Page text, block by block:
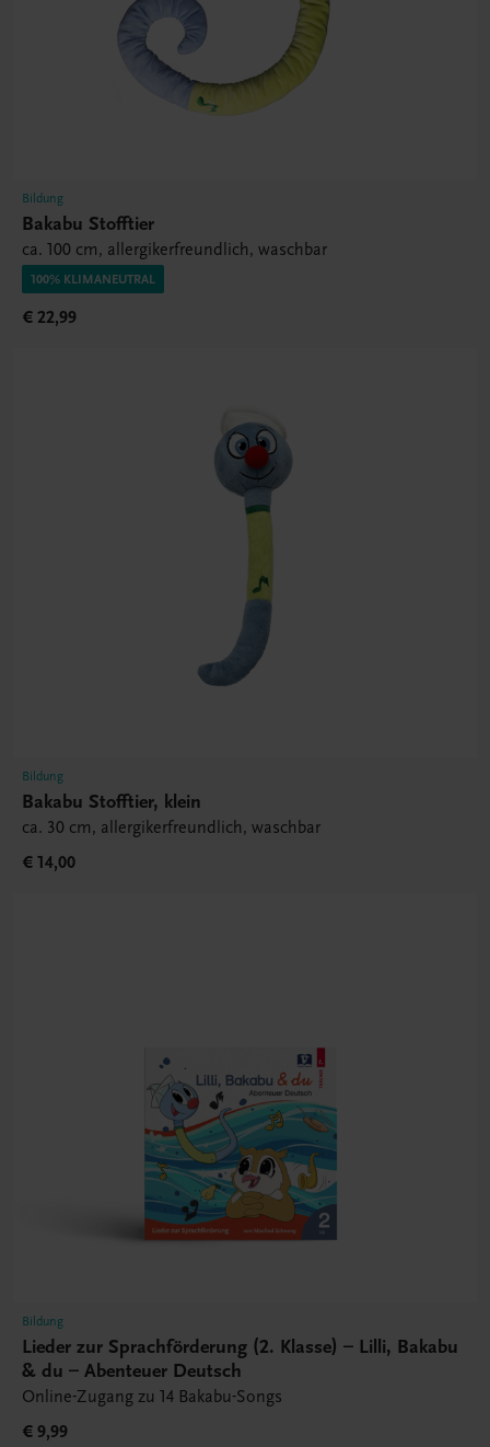
Bildung
Bakabu Stofftier
ca. 100 cm, allergikerfreundlich, waschbar
100% KLIMANEUTRAL
€ 22,99
Bildung
Bakabu Stofftier, klein
ca. 30 cm, allergikerfreundlich, waschbar
€ 14,00
Bildung
Lieder zur Sprachförderung (2. Klasse) – Lilli, Bakabu
& du – Abenteuer Deutsch
Online-Zugang zu 14 Bakabu-Songs
€ 9,99